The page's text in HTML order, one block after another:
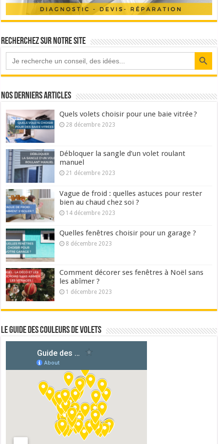
Recherchez sur notre site
Search Button
Nos derniers articles
Quels volets choisir pour une baie vitrée ?
28 décembre 2023
Débloquer la sangle d’un volet roulant
manuel
21 décembre 2023
Vague de froid : quelles astuces pour rester
bien au chaud chez soi ?
14 décembre 2023
Quelles fenêtres choisir pour un garage ?
8 décembre 2023
Comment décorer ses fenêtres à Noël sans
les abîmer ?
1 décembre 2023
Le guide des couleurs de volets